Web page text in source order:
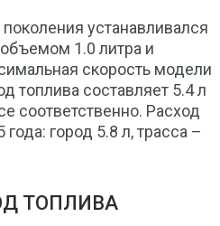
устанавливался
1.0 литра и
скорость модели
топлива составляет 5.4 л
соответственно. Расход
город 5.8 л, трасса –
ТОПЛИВА